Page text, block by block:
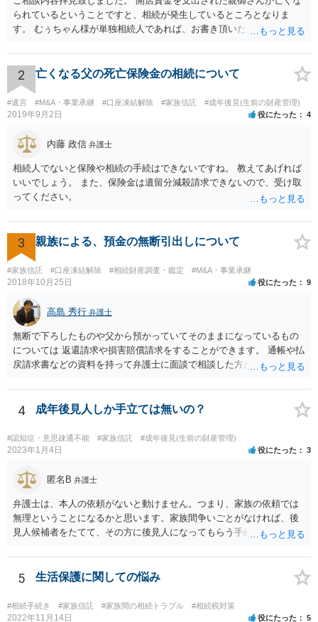
られているということですと、相続が発生しているところとなりま
す。 むぅちゃん様が単独相続人であれば、お書き頂いたような方法で
相続人おられるということであれば、他の相続人との協議が必要とな
るところです。 また、当該点とは別にご主人から貸付ではなく贈与で
あると主張される可能性がございます。 その場合には、貸付であるこ
とを伺わせる事情をどれだけ積み重ねることが出来るか、というとこ
ろとなります。 返済の事実や、返済を約束するメール等です。 金額の
おく方が宜しいかと思います。 緊急という訳ではないかと思います
目に弁護士を入れられることを御検討頂くと良いかと思います。
2 亡くなる父の死亡保険金の相続について
#遺言 #M&A・事業承継 #口座凍結解除 #家族信託 #成年後見(生前の財産管理)
2019年9月2日 役にたった 4
内藤 政信 弁護士
相続人でないと保険や相続の手続はできないですね。 教えてあげれば
いいでしょう。 また、保険金は遺留分減殺請求できないので、受け取
ってください。
3 親族による、預金の無断引出しについて
#家族信託 #口座凍結解除 #相続財産調査・鑑定 #M&A・事業承継
2018年10月25日 役にたった 9
高島 秀行 弁護士
無断で下ろしたものや父から預かっていてそのままになっているもの
については 返還請求や損害賠償請求をすることができます。 通帳や払
戻請求書などの資料を持って弁護士に面談で相談した方がよいと思い
4 成年後見人しか手立ては無いの？
#認知症・意思疎通不能 #家族信託 #成年後見(生前の財産管理)
2023年1月4日 役にたった 3
匿名B 弁護士
弁護士は、本人の依頼がないと動けません。つまり、家族の依頼では
無理ということになるかと思います。家族間争いごとがなければ、後
見人候補者をたてて、その方に後見人になってもらう手続をすすめた
5 生活保護に関しての悩み
#相続手続き #家族信託 #家族間の相続トラブル #相続税対策
2022年11月14日 役にたった 5